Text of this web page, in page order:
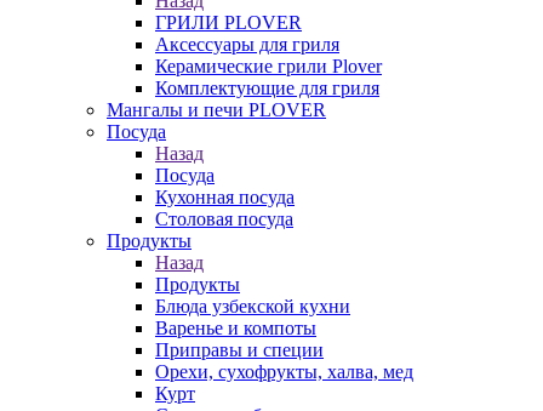
ГРИЛИ PLOVER
Аксессуары для гриля
Керамические грили Plover
Комплектующие для гриля
Мангалы и печи PLOVER
Посуда
Назад
Посуда
Кухонная посуда
Столовая посуда
Продукты
Назад
Продукты
Блюда узбекской кухни
Варенье и компоты
Приправы и специи
Орехи, сухофрукты, халва, мед
Курт